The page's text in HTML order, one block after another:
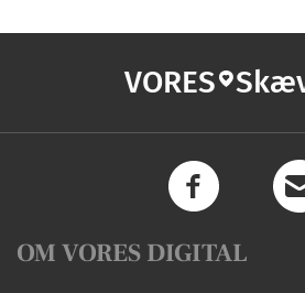
VORES
OM VORES DIGITAL